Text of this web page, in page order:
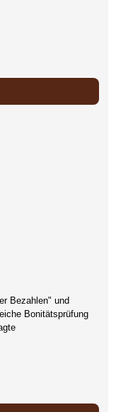
Bezahlen" und
Bonitätsprüfung